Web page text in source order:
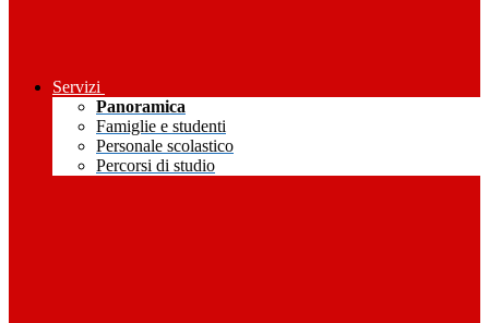
Servizi
Panoramica
Famiglie e studenti
Personale scolastico
Percorsi di studio